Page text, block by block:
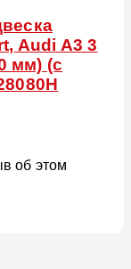
Audi A3 3
мм) (с
об этом